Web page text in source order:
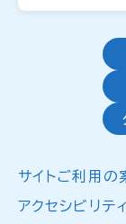
サイトご利用の
アクセシビリテ